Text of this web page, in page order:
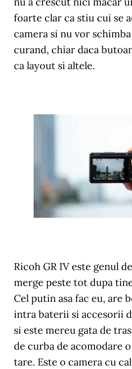
foarte clar ca stiu cui se
camera si nu vor
curand, chiar daca
ca layout si altele.
Ricoh GR IV este genul
merge peste tot dupa
Cel putin asa fac eu, are
intra baterii si accesorii
si este mereu gata de
de curba de acomodare
tare. Este o camera cu